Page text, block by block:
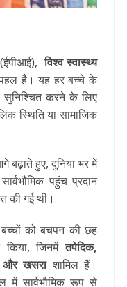
(ईपीआई),विश्व स्वास्थ्य
है। यह हर बच्चे के
सुनिश्चित करने के लिए
स्थिति या सामाजिक
बढ़ाते हुए, दुनिया भर में
पहुंच प्रदान
की गई थी।
को बचपन की छह
किया, जिनमेंतपेदिक,
और खसराशामिल हैं।
सार्वभौमिक रूप से